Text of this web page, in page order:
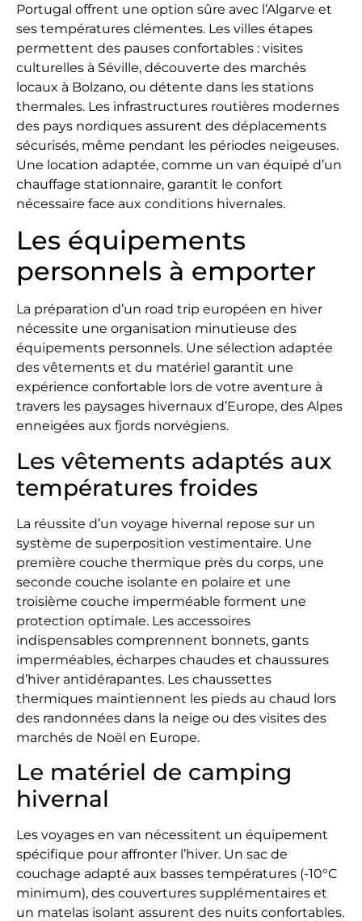
Portugal offrent une option sûre avec l’Algarve et
ses températures clémentes. Les villes étapes
permettent des pauses confortables : visites
culturelles à Séville, découverte des marchés
locaux à Bolzano, ou détente dans les stations
thermales. Les infrastructures routières modernes
des pays nordiques assurent des déplacements
sécurisés, même pendant les périodes neigeuses.
Une location adaptée, comme un van équipé d’un
chauffage stationnaire, garantit le confort
nécessaire face aux conditions hivernales.
Les équipements
personnels à emporter
La préparation d’un road trip européen en hiver
nécessite une organisation minutieuse des
équipements personnels. Une sélection adaptée
des vêtements et du matériel garantit une
expérience confortable lors de votre aventure à
travers les paysages hivernaux d’Europe, des Alpes
enneigées aux fjords norvégiens.
Les vêtements adaptés aux
températures froides
La réussite d’un voyage hivernal repose sur un
système de superposition vestimentaire. Une
première couche thermique près du corps, une
seconde couche isolante en polaire et une
troisième couche imperméable forment une
protection optimale. Les accessoires
indispensables comprennent bonnets, gants
imperméables, écharpes chaudes et chaussures
d’hiver antidérapantes. Les chaussettes
thermiques maintiennent les pieds au chaud lors
des randonnées dans la neige ou des visites des
marchés de Noël en Europe.
Le matériel de camping
hivernal
Les voyages en van nécessitent un équipement
spécifique pour affronter l’hiver. Un sac de
couchage adapté aux basses températures (-10°C
minimum), des couvertures supplémentaires et
un matelas isolant assurent des nuits confortables.